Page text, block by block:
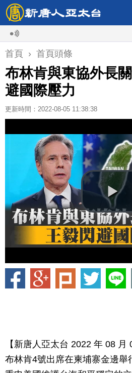
首頁 › 首頁頭條
布林肯與東協外長
避國際壓力
更新時間：2022-08-05 11:38:38
【新唐人亞太台 2022 年 08
布林肯4號出席在柬埔寨金邊舉